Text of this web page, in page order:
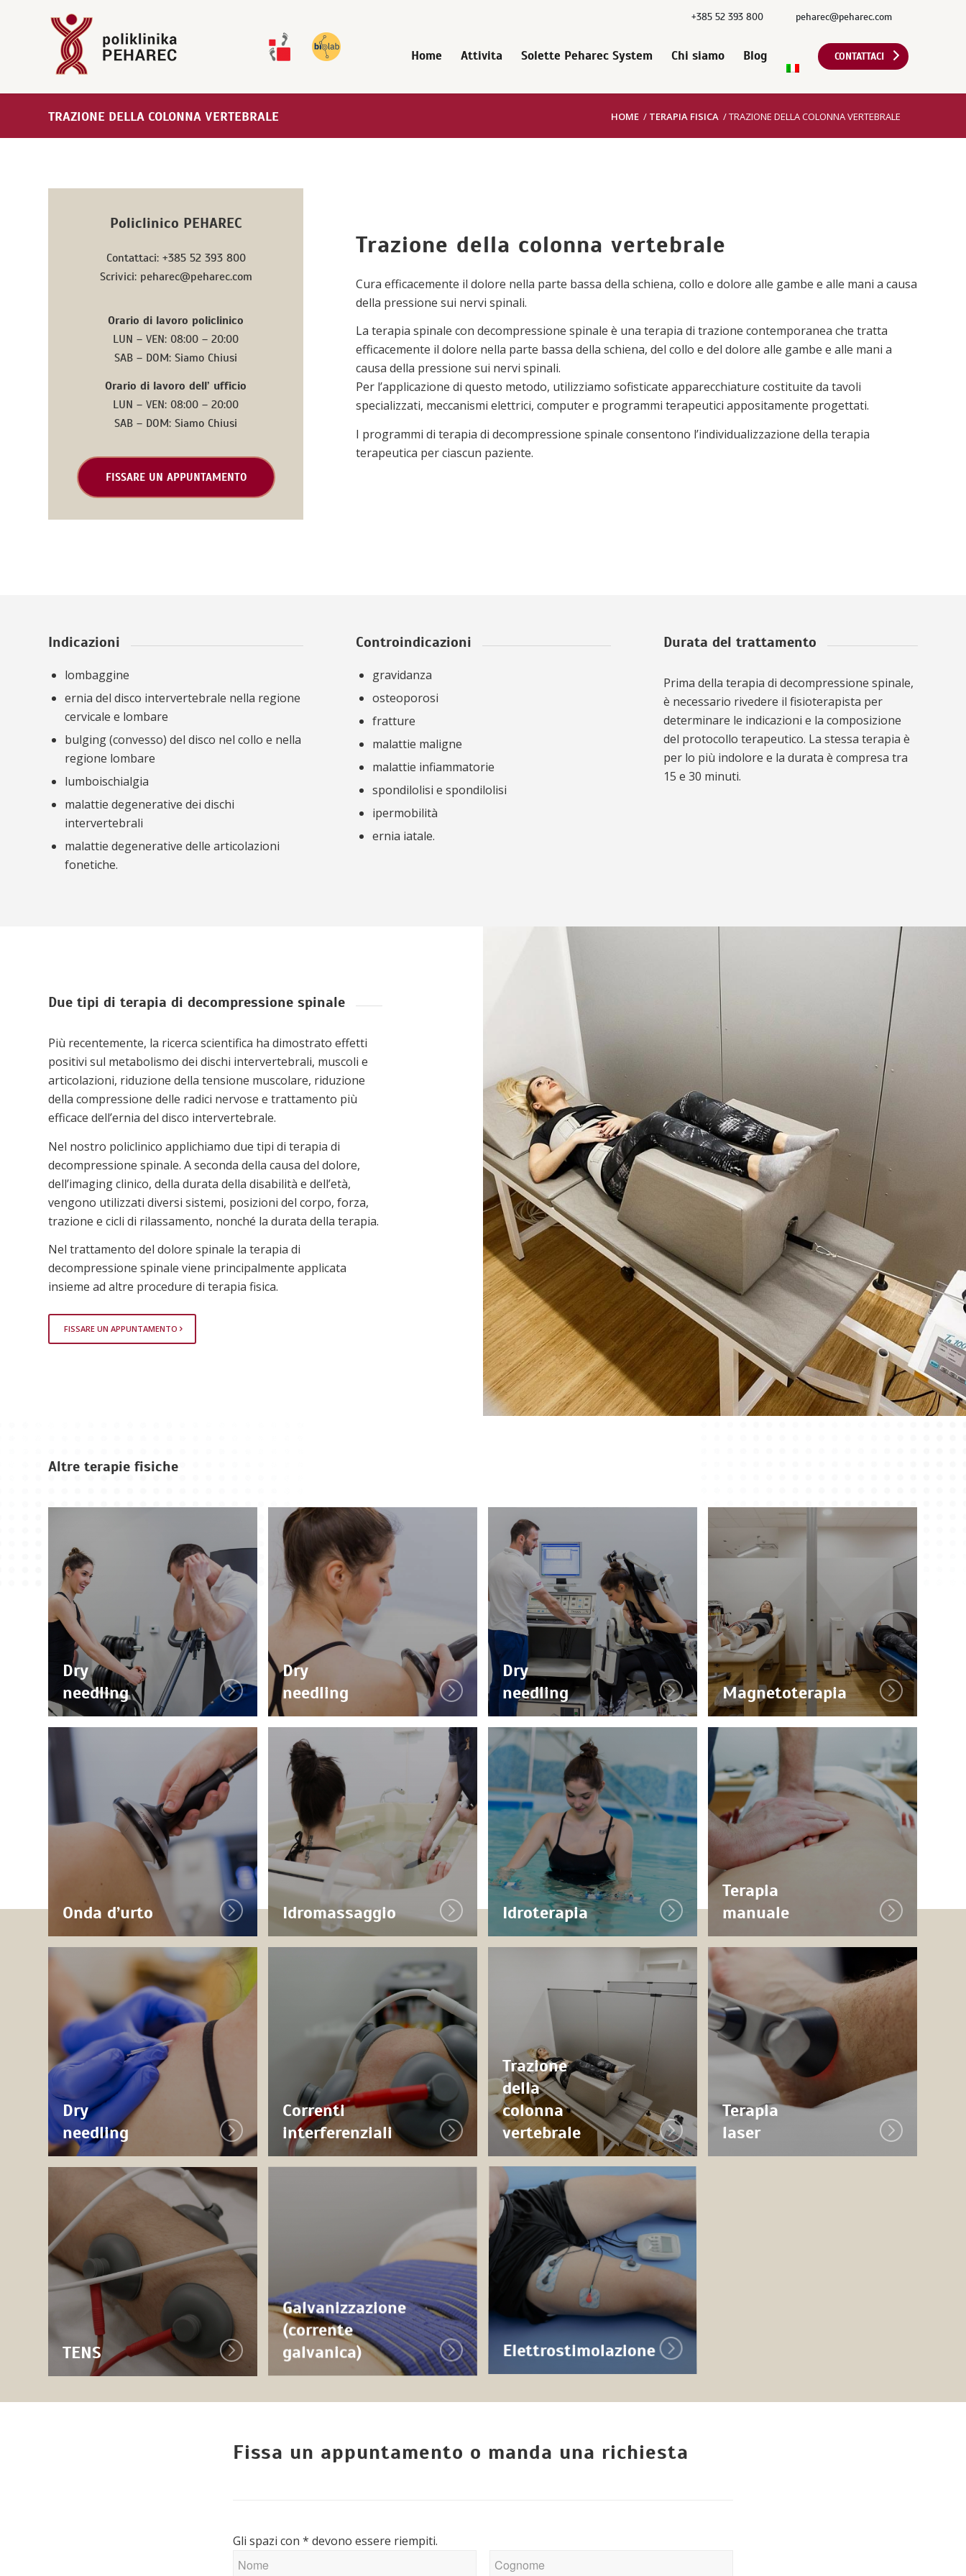
Home Attivita Solette Peharec System Chi siamo Blog CONTATTACI
+385 52 393 800 peharec@peharec.com
TRAZIONE DELLA COLONNA VERTEBRALE HOME / TERAPIA FISICA /TRAZIONE DELLA COLONNA VERTEBRALE
Policlinico PEHAREC
Contattaci: +385 52 393 800
Scrivici: peharec@peharec.com
Orario di lavoro policlinico
LUN – VEN: 08:00 – 20:00
SAB – DOM: Siamo Chiusi
Orario di lavoro dell’ ufficio
LUN – VEN: 08:00 – 20:00
SAB – DOM: Siamo Chiusi
FISSARE UN APPUNTAMENTO
Trazione della colonna vertebrale
Cura efficacemente il dolore nella parte bassa della schiena, collo e dolore alle gambe e alle mani a causa
della pressione sui nervi spinali.
La terapia spinale con decompressione spinale è una terapia di trazione contemporanea che tratta
efficacemente il dolore nella parte bassa della schiena, del collo e del dolore alle gambe e alle mani a
causa della pressione sui nervi spinali.
Per l’applicazione di questo metodo, utilizziamo sofisticate apparecchiature costituite da tavoli
specializzati, meccanismi elettrici, computer e programmi terapeutici appositamente progettati.
I programmi di terapia di decompressione spinale consentono l’individualizzazione della terapia
terapeutica per ciascun paziente.
Indicazioni
lombaggine
ernia del disco intervertebrale nella regione
cervicale e lombare
bulging(convesso) del disco nel collo e nella
regione lombare
lumboischialgia
malattie degenerative dei dischi
intervertebrali
malattie degenerative delle articolazioni
fonetiche.
Controindicazioni
gravidanza
osteoporosi
fratture
malattie maligne
malattie infiammatorie
spondilolisi e spondilolisi
ipermobilità
ernia iatale.
Durata del trattamento
Prima della terapia di decompressione spinale,
è necessario rivedere il fisioterapista per
determinare le indicazioni e la composizione
del protocollo terapeutico. La stessa terapia è
per lo più indolore e la durata è compresa tra
15 e 30 minuti.
Due tipi di terapia di decompressione spinale
Più recentemente, la ricerca scientifica ha dimostrato effetti
positivi sul metabolismo dei dischi intervertebrali, muscoli e
articolazioni, riduzione della tensione muscolare, riduzione
della compressione delle radici nervose e trattamento più
efficace dell’ernia del disco intervertebrale.
Nel nostro policlinico applichiamo due tipi di terapia di
decompressione spinale. A seconda della causa del dolore,
dell’imaging clinico, della durata della disabilità e dell’età,
vengono utilizzati diversi sistemi, posizioni del corpo, forza,
trazione e cicli di rilassamento, nonché la durata della terapia.
Nel trattamento del dolore spinale la terapia di
decompressione spinale viene principalmente applicata
insieme ad altre procedure di terapia fisica.
FISSARE UN APPUNTAMENTO
Altre terapie fisiche
Dry
needling
Dry
needling
Dry
needling
Magnetoterapia
Onda d’urto Idromassaggio Idroterapia
Terapia
manuale
Dry
needling
Correnti
interferenziali
Trazione
della
colonna
vertebrale
Terapia
laser
TENS
Galvanizzazione
(corrente
galvanica)
Elettrostimolazione
Fissa un appuntamento o manda una richiesta
Gli spazi con * devono essere riempiti.